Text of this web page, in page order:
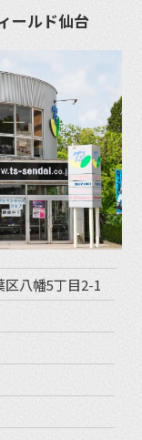
ールド仙台
八幡5丁目2-1